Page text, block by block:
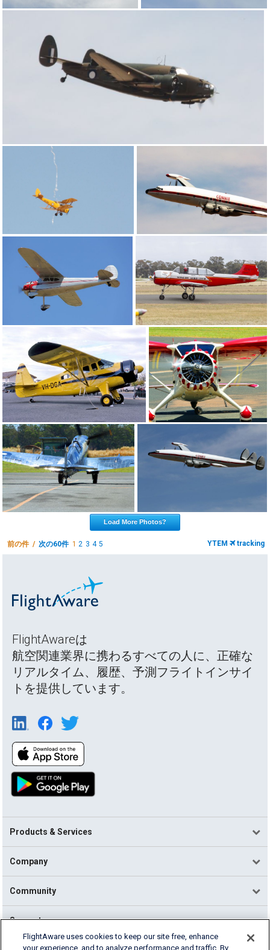
Load More Photos?
前の件 /次の60件12 3 4 5 YTEM tracking
FlightAwareは
航空関連業界に携わるすべての人に、正確な
リアルタイム、履歴、予測フライトインサイ
トを提供しています。
Products & Services
Company
Community
Support
FlightAware uses cookies to keep our site free, enhance
your experience, and to analyze performance and traffic. By